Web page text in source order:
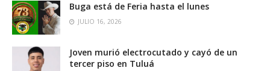
Buga está de Feria hasta el lunes
JULIO 16, 2026
Joven murió electrocutado y cayó de un
tercer piso en Tuluá